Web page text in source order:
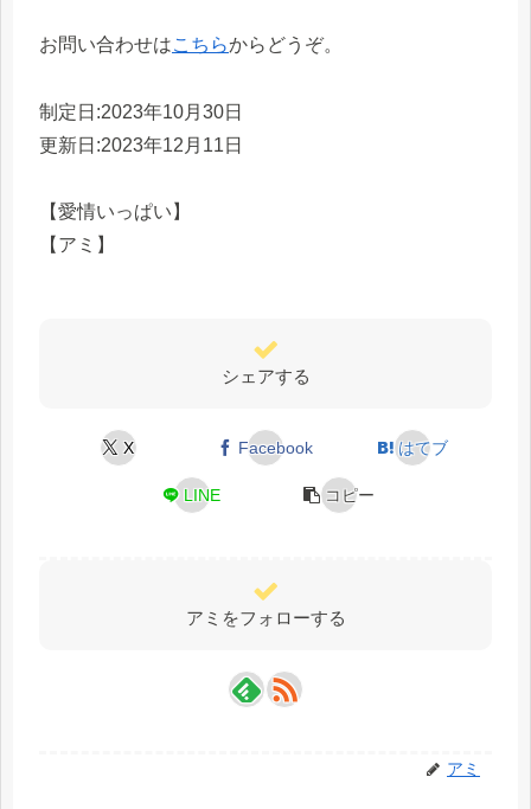
お問い合わせはこちらからどうぞ。
制定日:2023年10月30日
更新日:2023年12月11日
【愛情いっぱい】
【アミ】
シェアする
X Facebook はてブ
LINE コピー
アミをフォローする
アミ